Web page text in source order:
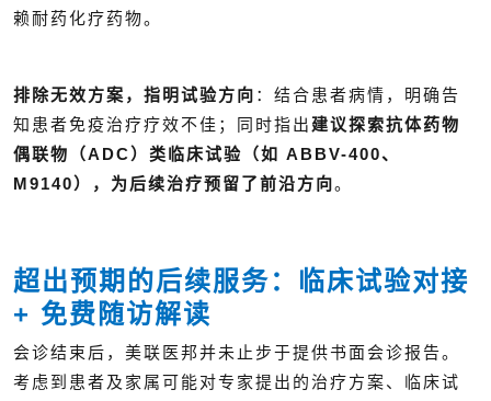
赖耐药化疗药物。
排除无效方案，指明试验方向 ：结合患者病情，明确告
知患者免疫治疗疗效不佳；同时指出 建议探索抗体药物
偶联物（ADC）类临床试验（如 ABBV-400、
M9140），为后续治疗预留了前沿方向。
超出预期的后续服务：临床试验对接
+ 免费随访解读
会诊结束后，美联医邦并未止步于提供书面会诊报告。
考虑到患者及家属可能对专家提出的治疗方案、临床试